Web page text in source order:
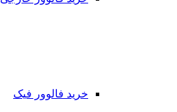
خرید فالوور فیک